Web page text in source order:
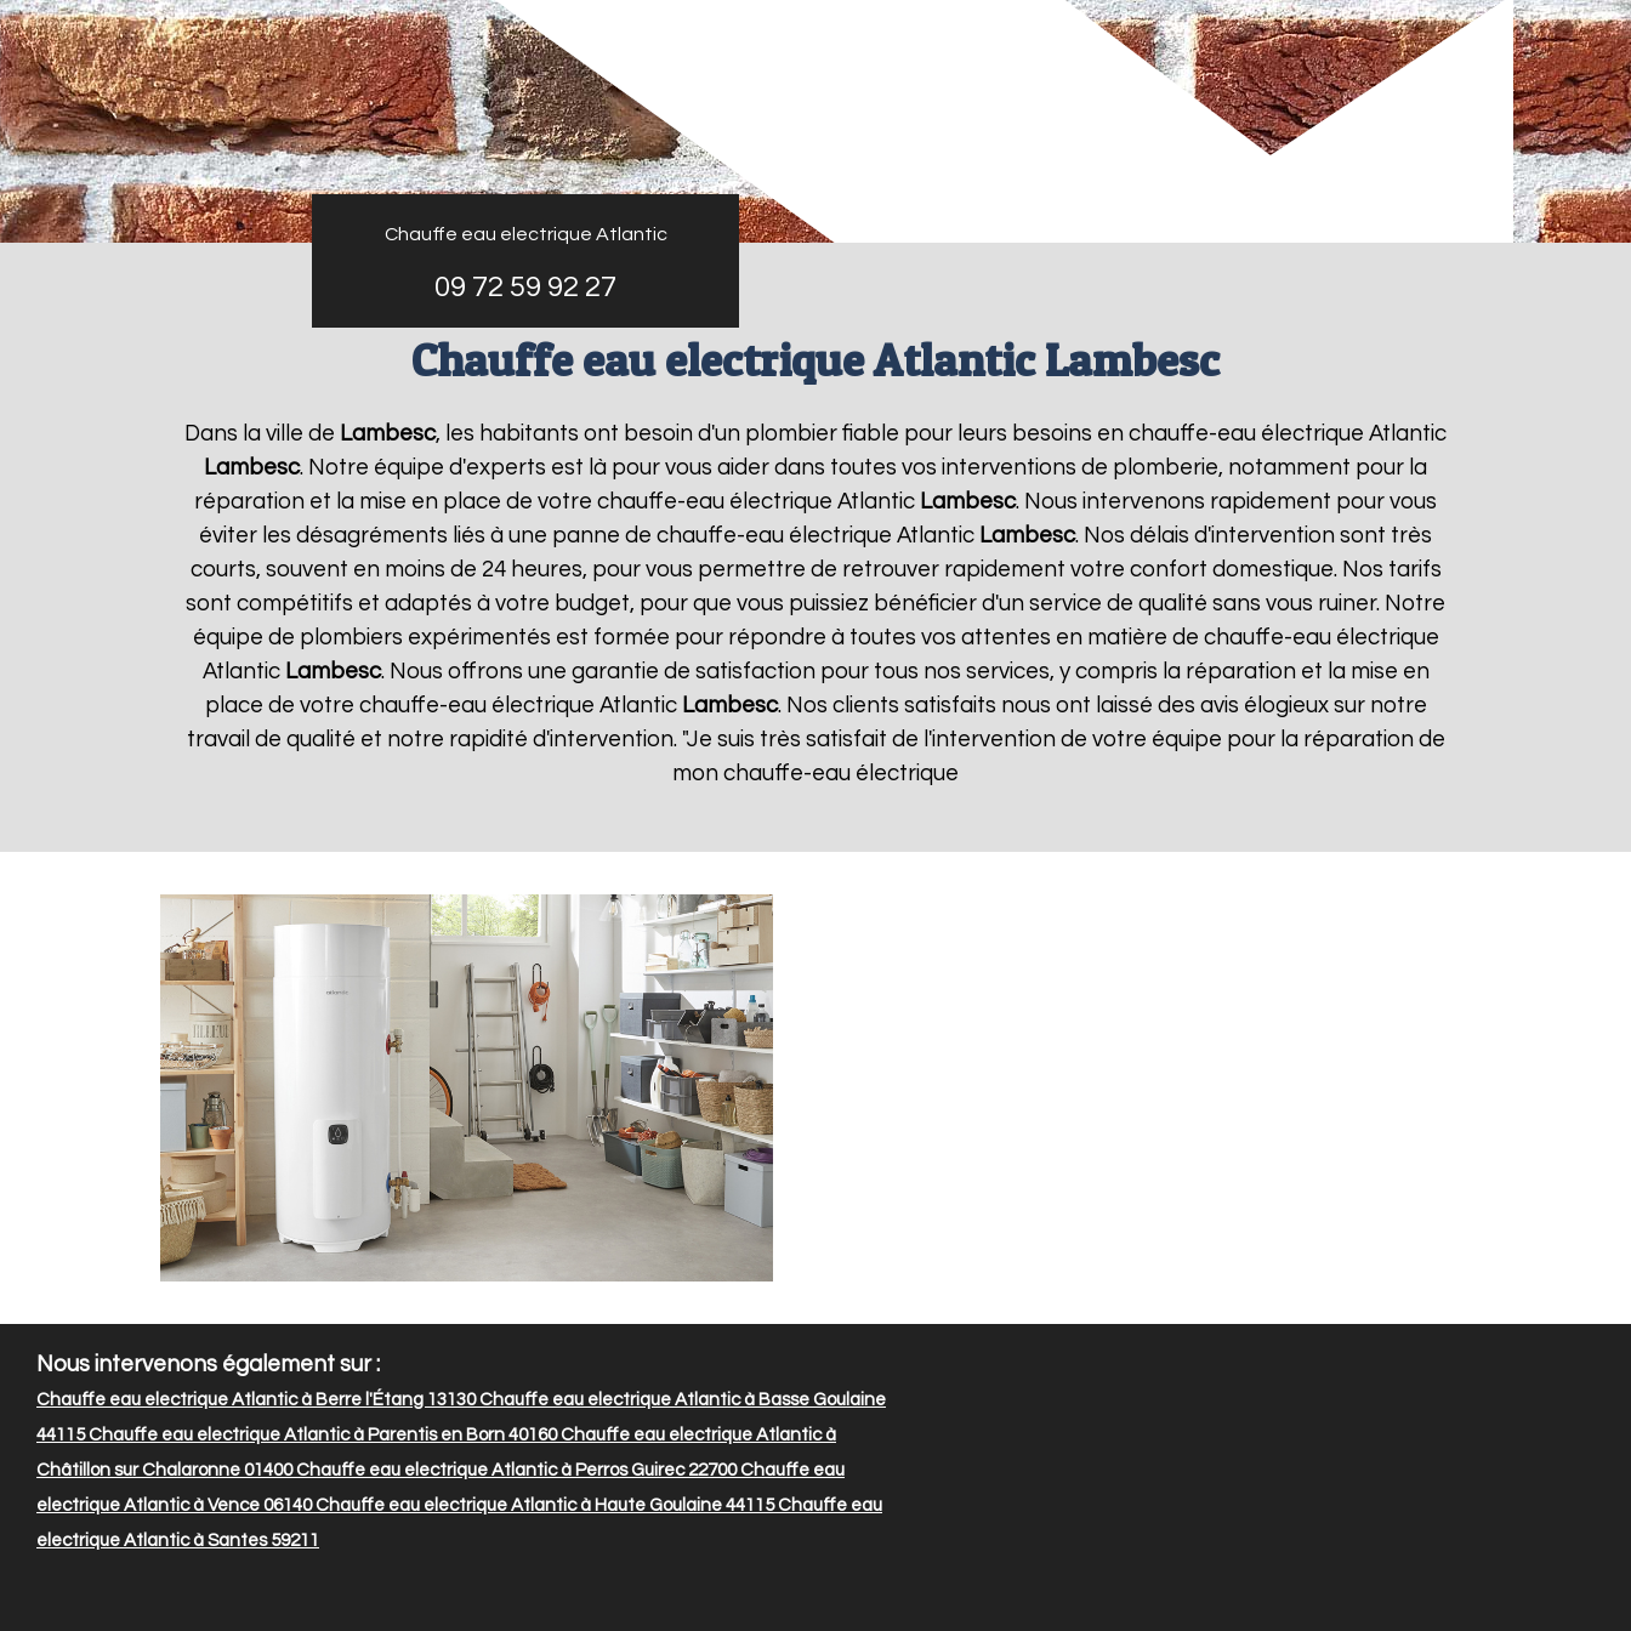
Chauffe eau electrique Atlantic
09 72 59 92 27
Chauffe eau electrique Atlantic Lambesc
Dans la ville de Lambesc, les habitants ont besoin d'un plombier fiable pour leurs besoins en chauffe-eau électrique Atlantic
Lambesc. Notre équipe d'experts est là pour vous aider dans toutes vos interventions de plomberie, notamment pour la
réparation et la mise en place de votre chauffe-eau électrique Atlantic Lambesc. Nous intervenons rapidement pour vous
éviter les désagréments liés à une panne de chauffe-eau électrique Atlantic Lambesc. Nos délais d'intervention sont très
courts, souvent en moins de 24 heures, pour vous permettre de retrouver rapidement votre confort domestique. Nos tarifs
sont compétitifs et adaptés à votre budget, pour que vous puissiez bénéficier d'un service de qualité sans vous ruiner. Notre
équipe de plombiers expérimentés est formée pour répondre à toutes vos attentes en matière de chauffe-eau électrique
Atlantic Lambesc. Nous offrons une garantie de satisfaction pour tous nos services, y compris la réparation et la mise en
place de votre chauffe-eau électrique Atlantic Lambesc. Nos clients satisfaits nous ont laissé des avis élogieux sur notre
travail de qualité et notre rapidité d'intervention. "Je suis très satisfait de l'intervention de votre équipe pour la réparation de
mon chauffe-eau électrique
Nous intervenons également sur :
Chauffe eau electrique Atlantic à Berre l'Étang 13130Chauffe eau electrique Atlantic à Basse Goulaine
44115Chauffe eau electrique Atlantic à Parentis en Born 40160Chauffe eau electrique Atlantic à
Châtillon sur Chalaronne 01400Chauffe eau electrique Atlantic à Perros Guirec 22700Chauffe eau
electrique Atlantic à Vence 06140Chauffe eau electrique Atlantic à Haute Goulaine 44115Chauffe eau
electrique Atlantic à Santes 59211